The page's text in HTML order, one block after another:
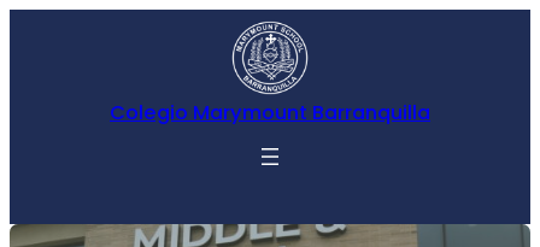
Colegio Marymount Barranquilla